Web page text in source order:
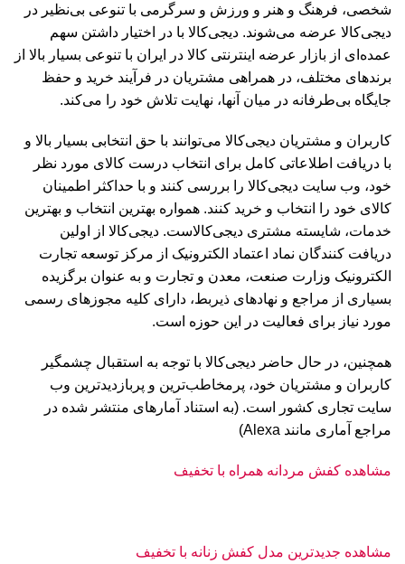
شخصی، فرهنگ و هنر و ورزش و سرگرمی با تنوعی بی‌نظیر در
دیجی‌کالا عرضه می‏‏‏‌شوند. دیجی‌کالا با در اختیار داشتن سهم
عمده‏‌ای از بازار عرضه اینترنتی کالا در ایران با تنوعی بسیار بالا از
برندهای مختلف، در همراهی مشتریان در فرآیند خرید و حفظ
جایگاه بی‏‏‏‌طرفانه در میان آنها، نهایت تلاش خود را می‌‏‏کند.
کاربران و مشتریان دیجی‌کالا می‏‏‌توانند با حق انتخابی بسیار بالا و
با دریافت اطلاعاتی کامل برای انتخاب درست کالای مورد نظر
خود، وب سایت دیجی‌کالا را بررسی کنند و با حداکثر اطمینان
کالای خود را انتخاب و خرید کنند. همواره بهترین انتخاب و بهترین
خدمات، شایسته مشتری دیجی‌کالاست. دیجی‌کالا از اولین
دریافت کنندگان نماد اعتماد الکترونیک از مرکز توسعه تجارت
الکترونیک وزارت صنعت، معدن و تجارت و به عنوان برگزیده
بسیاری از مراجع و نهادهای ذی‏ربط، دارای کلیه مجوزهای رسمی
مورد نیاز برای فعالیت در این حوزه است‏.
همچنین، در حال حاضر دیجی‌کالا با توجه به استقبال چشمگیر
کاربران و مشتریان خود، پرمخاطب‏‏‏‌ترین و پربازدیدترین وب‏
سایت تجاری کشور است. (به استناد آمارهای منتشر شده در
مراجع آماری مانند Alexa)
مشاهده کفش مردانه همراه با تخفیف
مشاهده جدیدترین مدل کفش زنانه با تخفیف